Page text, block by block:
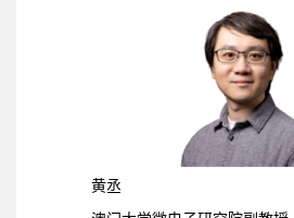
黄丞